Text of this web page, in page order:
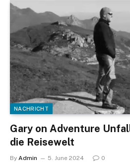
NACHRICHT
Gary on Adventure
die Reisewelt
By Admin 5. June 2024 0